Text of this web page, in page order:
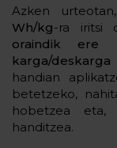
Azken
Wh/kg-ra iritsi
oraindik ere
karga/deskarga
handian
betetzeko,
hobetzea eta,
handitzea.